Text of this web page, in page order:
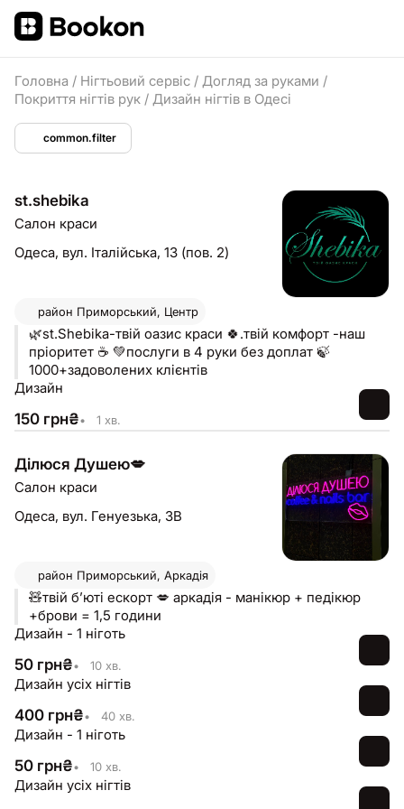
Головна / Нігтьовий сервіс / Догляд за руками /
Покриття нігтів рук / Дизайн нігтів в Одесі
common.filter
st.shebika
Салон краси
Одеса, вул. Італійська, 13 (пов. 2)
район Приморський, Центр
🌿st.Shebika-твій оазис краси 🍀.твій комфорт -наш
пріоритет ☕️ 💚послуги в 4 руки без доплат 🍃
1000+задоволених клієнтів
Дизайн
150 грн₴• 1 хв.
Ділюся Душею💋
Салон краси
Одеса, вул. Генуезька, 3В
район Приморський, Аркадія
🧸твій бʼюті ескорт 💋 аркадія - манікюр + педікюр
+брови = 1,5 години
Дизайн - 1 ніготь
50 грн₴• 10 хв.
Дизайн усіх нігтів
400 грн₴• 40 хв.
Дизайн - 1 ніготь
50 грн₴• 10 хв.
Дизайн усіх нігтів